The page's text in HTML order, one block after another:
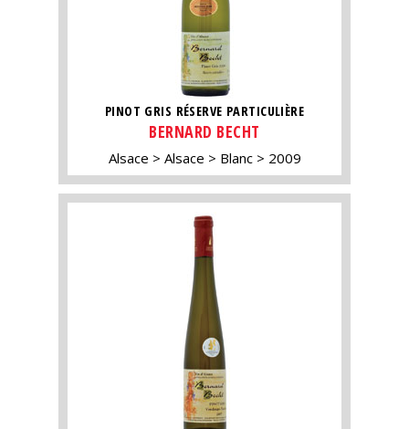
PINOT GRIS RÉSERVE PARTICULIÈRE
BERNARD BECHT
Alsace Alsace Blanc 2009